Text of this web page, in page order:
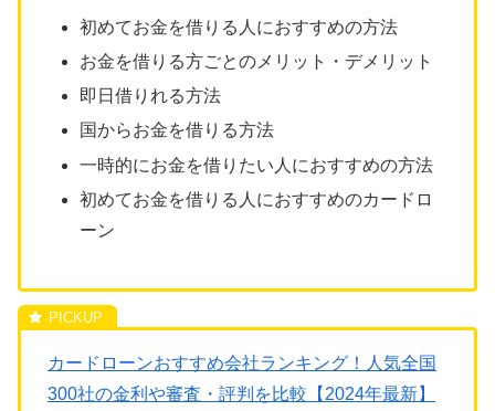
初めてお金を借りる人におすすめの方法
お金を借りる方ごとのメリット・デメリット
即日借りれる方法
国からお金を借りる方法
一時的にお金を借りたい人におすすめの方法
初めてお金を借りる人におすすめのカードロ
ーン
カードローンおすすめ会社ランキング！人気全国
300社の金利や審査・評判を比較【2024年最新】